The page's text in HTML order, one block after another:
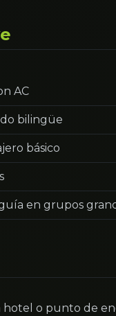
AC
bilingüe
básico
en grupos
hotel o punto de